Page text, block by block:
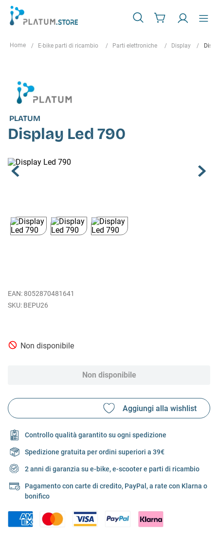
E-bike parti di ricambio Parti elettroniche Display
PLATUM
Display Led 790
EAN: 8052870481641
BEPU26
Non disponibile
Non disponibile
Controllo qualità garantito su ogni spedizione
Spedizione gratuita per ordini superiori a 39€
2 anni di garanzia su e-bike, e-scooter e parti di ricambio
Pagamento con carte di credito, PayPal, a rate con Klarna o
bonifico